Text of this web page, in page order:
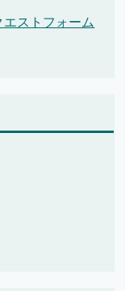
エストフォーム